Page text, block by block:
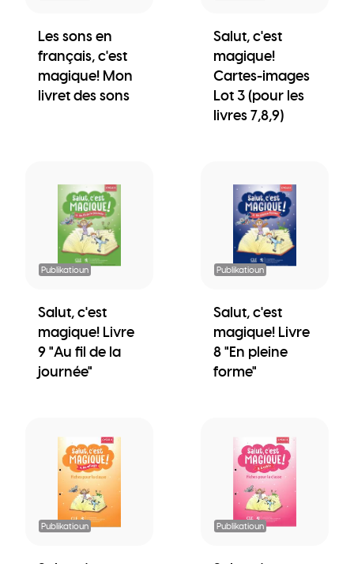
Les sons en
français, c'est
magique! Mon
livret des sons
Salut, c'est
magique!
Cartes-images
Lot 3 (pour les
livres 7,8,9)
Publikatioun
Salut, c'est
magique! Livre
9 "Au fil de la
journée"
Publikatioun
Salut, c'est
magique! Livre
8 "En pleine
forme"
Publikatioun Publikatioun